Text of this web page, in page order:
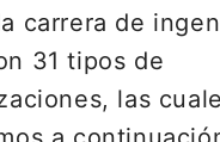
carrera de
31 tipos de
las